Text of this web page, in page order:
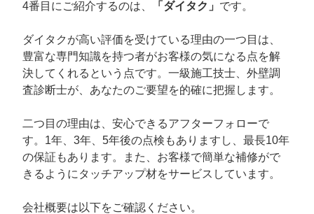
4番目にご紹介するのは、 「ダイタク」 です。
ダイタクが高い評価を受けている理由の一つ目は、
豊富な専門知識を持つ者がお客様の気になる点を解
決してくれるという点です。一級施工技士、外壁調
査診断士が、あなたのご要望を的確に把握します。
二つ目の理由は、安心できるアフターフォローで
す。1年、3年、5年後の点検もありますし、最長10年
の保証もあります。また、お客様で簡単な補修がで
きるようにタッチアップ材をサービスしています。
会社概要は以下をご確認ください。